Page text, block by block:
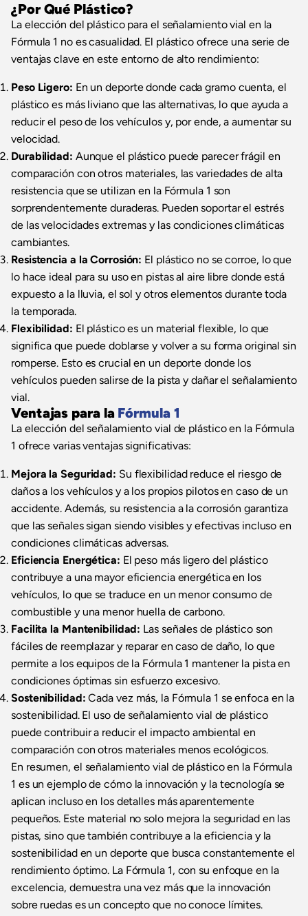
¿Por Qué Plástico?
La elección del plástico para el señalamiento vial en la
Fórmula 1 no es casualidad. El plástico ofrece una serie de
ventajas clave en este entorno de alto rendimiento:
Peso Ligero: En un deporte donde cada gramo cuenta, el
plástico es más liviano que las alternativas, lo que ayuda a
reducir el peso de los vehículos y, por ende, a aumentar su
velocidad.
Durabilidad: Aunque el plástico puede parecer frágil en
comparación con otros materiales, las variedades de alta
resistencia que se utilizan en la Fórmula 1 son
sorprendentemente duraderas. Pueden soportar el estrés
de las velocidades extremas y las condiciones climáticas
cambiantes.
Resistencia a la Corrosión: El plástico no se corroe, lo que
lo hace ideal para su uso en pistas al aire libre donde está
expuesto a la lluvia, el sol y otros elementos durante toda
la temporada.
Flexibilidad: El plástico es un material flexible, lo que
significa que puede doblarse y volver a su forma original sin
romperse. Esto es crucial en un deporte donde los
vehículos pueden salirse de la pista y dañar el señalamiento
vial.
Ventajas para la Fórmula 1
La elección del señalamiento vial de plástico en la Fórmula
1 ofrece varias ventajas significativas:
Mejora la Seguridad: Su flexibilidad reduce el riesgo de
daños a los vehículos y a los propios pilotos en caso de un
accidente. Además, su resistencia a la corrosión garantiza
que las señales sigan siendo visibles y efectivas incluso en
condiciones climáticas adversas.
Eficiencia Energética: El peso más ligero del plástico
contribuye a una mayor eficiencia energética en los
vehículos, lo que se traduce en un menor consumo de
combustible y una menor huella de carbono.
Facilita la Mantenibilidad: Las señales de plástico son
fáciles de reemplazar y reparar en caso de daño, lo que
permite a los equipos de la Fórmula 1 mantener la pista en
condiciones óptimas sin esfuerzo excesivo.
Sostenibilidad: Cada vez más, la Fórmula 1 se enfoca en la
sostenibilidad. El uso de señalamiento vial de plástico
puede contribuir a reducir el impacto ambiental en
comparación con otros materiales menos ecológicos.
En resumen, el señalamiento vial de plástico en la Fórmula
1 es un ejemplo de cómo la innovación y la tecnología se
aplican incluso en los detalles más aparentemente
pequeños. Este material no solo mejora la seguridad en las
pistas, sino que también contribuye a la eficiencia y la
sostenibilidad en un deporte que busca constantemente el
rendimiento óptimo. La Fórmula 1, con su enfoque en la
excelencia, demuestra una vez más que la innovación
sobre ruedas es un concepto que no conoce límites.